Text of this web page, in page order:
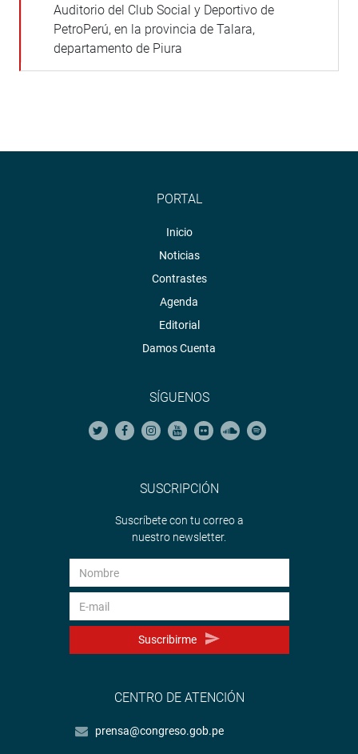
Auditorio del Club Social y Deportivo de
PetroPerú, en la provincia de Talara,
departamento de Piura
PORTAL
Inicio
Noticias
Contrastes
Agenda
Editorial
Damos Cuenta
SÍGUENOS
SUSCRIPCIÓN
Suscríbete con tu correo a
nuestro newsletter.
Suscribirme
CENTRO DE ATENCIÓN
prensa@congreso.gob.pe